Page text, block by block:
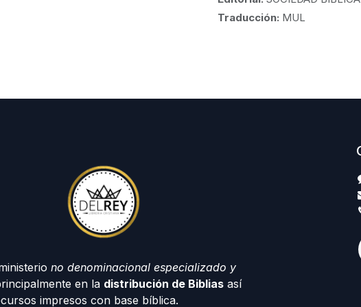
Traducción: MUL
no denominacional especializado y
en la distribución de Bibliasasí
impresos con base bíblica.